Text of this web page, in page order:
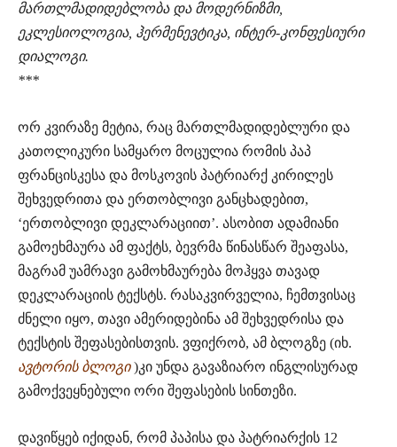
მართლმადიდებლობა და მოდერნიზმი,
ეკლესიოლოგია, ჰერმენევტიკა, ინტერ-კონფესიური
დიალოგი.
***
ორ კვირაზე მეტია, რაც მართლმადიდებლური და
კათოლიკური სამყარო მოცულია რომის პაპ
ფრანცისკესა და მოსკოვის პატრიარქ კირილეს
შეხვედრითა და ერთობლივი განცხადებით,
‘ერთობლივი დეკლარაციით’. ასობით ადამიანი
გამოეხმაურა ამ ფაქტს, ბევრმა წინასწარ შეაფასა,
მაგრამ უამრავი გამოხმაურება მოჰყვა თავად
დეკლარაციის ტექსტს. რასაკვირველია, ჩემთვისაც
ძნელი იყო, თავი ამერიდებინა ამ შეხვედრისა და
ტექსტის შეფასებისთვის. ვფიქრობ, ამ ბლოგზე (იხ.
ავტორის ბლოგი )კი უნდა გავაზიარო ინგლისურად
გამოქვეყნებული ორი შეფასების სინთეზი.
დავიწყებ იქიდან, რომ პაპისა და პატრიარქის 12